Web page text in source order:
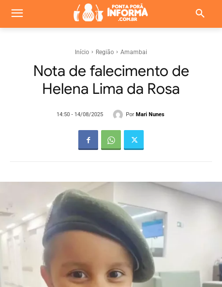
Início Região Amambai
Nota de falecimento de
Helena Lima da Rosa
14:50 - 14/08/2025 Por Mari Nunes